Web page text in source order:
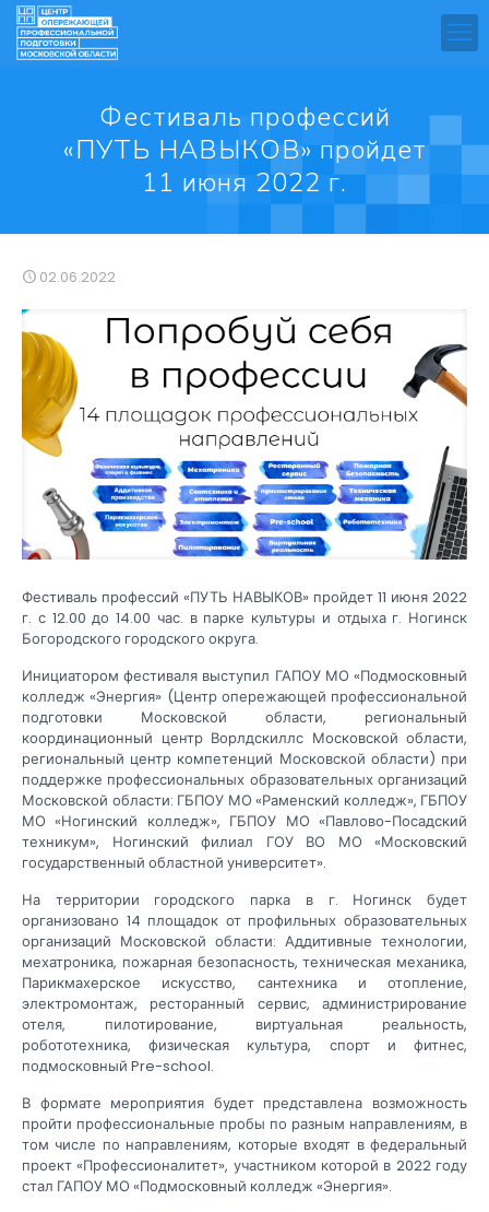
Фестиваль профессий
«ПУТЬ НАВЫКОВ» пройдет
11 июня 2022 г.
02.06.2022
Фестиваль профессий «ПУТЬ НАВЫКОВ» пройдет 11 июня 2022
г. с 12.00 до 14.00 час. в парке культуры и отдыха г. Ногинск
Богородского городского округа.
Инициатором фестиваля выступил ГАПОУ МО «Подмосковный
колледж «Энергия» (Центр опережающей профессиональной
подготовки Московской области, региональный
координационный центр Ворлдскиллс Московской области,
региональный центр компетенций Московской области) при
поддержке профессиональных образовательных организаций
Московской области: ГБПОУ МО «Раменский колледж», ГБПОУ
МО «Ногинский колледж», ГБПОУ МО «Павлово-Посадский
техникум», Ногинский филиал ГОУ ВО МО «Московский
государственный областной университет».
На территории городского парка в г. Ногинск будет
организовано 14 площадок от профильных образовательных
организаций Московской области: Аддитивные технологии,
мехатроника, пожарная безопасность, техническая механика,
Парикмахерское искусство, сантехника и отопление,
электромонтаж, ресторанный сервис, администрирование
отеля, пилотирование, виртуальная реальность,
робототехника, физическая культура, спорт и фитнес,
подмосковный Pre-school.
В формате мероприятия будет представлена возможность
пройти профессиональные пробы по разным направлениям, в
том числе по направлениям, которые входят в федеральный
проект «Профессионалитет», участником которой в 2022 году
стал ГАПОУ МО «Подмосковный колледж «Энергия».